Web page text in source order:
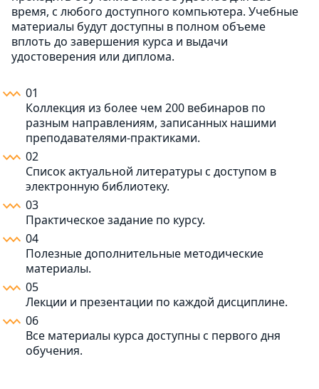
время, с любого доступного компьютера. Учебные
материалы будут доступны в полном объеме
вплоть до завершения курса и выдачи
удостоверения или диплома.
01
Коллекция из более чем 200 вебинаров по
разным направлениям, записанных нашими
преподавателями-практиками.
02
Список актуальной литературы с доступом в
электронную библиотеку.
03
Практическое задание по курсу.
04
Полезные дополнительные методические
материалы.
05
Лекции и презентации по каждой дисциплине.
06
Все материалы курса доступны с первого дня
обучения.